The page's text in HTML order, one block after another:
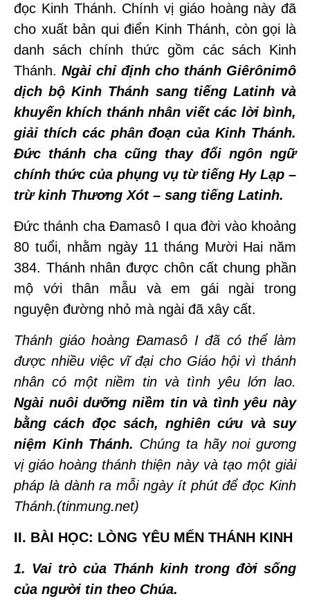
đọc Kinh Thánh. Chính vị giáo hoàng này đã
cho xuất bản qui điển Kinh Thánh, còn gọi là
danh sách chính thức gồm các sách Kinh
Thánh. Ngài chỉ định cho thánh Giêrônimô
dịch bộ Kinh Thánh sang tiếng Latinh và
khuyến khích thánh nhân viết các lời bình,
giải thích các phân đoạn của Kinh Thánh.
Đức thánh cha cũng thay đổi ngôn ngữ
chính thức của phụng vụ từ tiếng Hy Lạp –
trừ kinh Thương Xót – sang tiếng Latinh.
Đức thánh cha Đamasô I qua đời vào khoảng
80 tuổi, nhằm ngày 11 tháng Mười Hai năm
384. Thánh nhân được chôn cất chung phần
mộ với thân mẫu và em gái ngài trong
nguyện đường nhỏ mà ngài đã xây cất.
Thánh giáo hoàng Đamasô I đã có thể làm
được nhiều việc vĩ đại cho Giáo hội vì thánh
nhân có một niềm tin và tình yêu lớn lao.
Ngài nuôi dưỡng niềm tin và tình yêu này
bằng cách đọc sách, nghiên cứu và suy
niệm Kinh Thánh. Chúng ta hãy noi gương
vị giáo hoàng thánh thiện này và tạo một giải
pháp là dành ra mỗi ngày ít phút để đọc Kinh
Thánh.(tinmung.net)
II. BÀI HỌC: LÒNG YÊU MẾN THÁNH KINH
1. Vai trò của Thánh kinh trong đời sống
của người tin theo Chúa.